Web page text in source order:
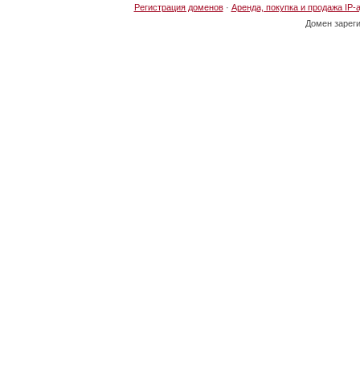
Регистрация доменов· Аренда, покупка и продажа IP-
Домен